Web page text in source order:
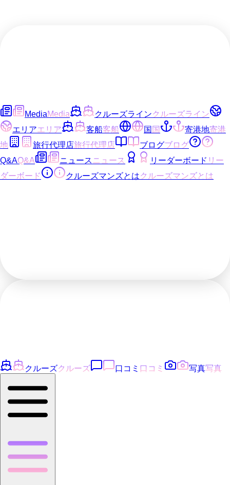
MediaMedia クルーズラインクルーズライン
エリアエリア 客船客船 国国 寄港地寄港
地
旅行代理店旅行代理店 ブログブログ
Q&AQ&A ニュース ニュース リーダーボード リー
ダーボード
クルーズマンズとはクルーズマンズとは
クルーズクルーズ 口コミ 口コミ 写真写真